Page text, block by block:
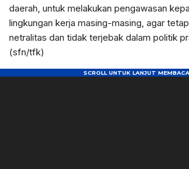
daerah, untuk melakukan pengawasan
lingkungan kerja masing-masing, agar
netralitas dan tidak terjebak dalam politik
(sfn/tfk)